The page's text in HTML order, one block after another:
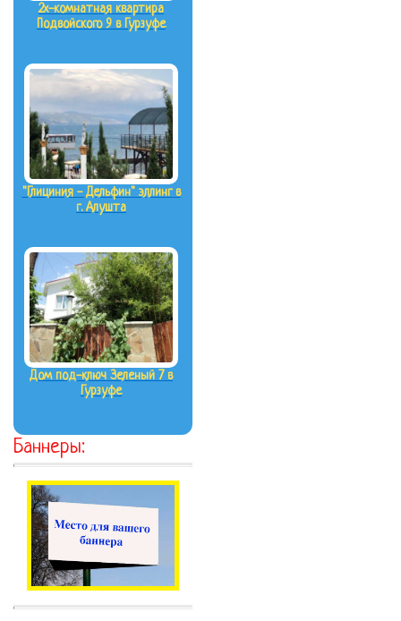
2х-комнатная квартира
Подвойского 9 в Гурзуфе
"Глициния - Дельфин" эллинг в
г. Алушта
Дом под-ключ Зеленый 7 в
Гурзуфе
Баннеры: